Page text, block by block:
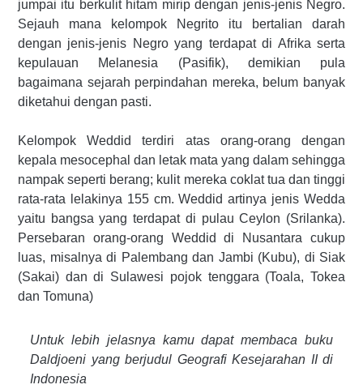
jumpai itu berkulit hitam mirip dengan jenis-jenis Negro.
Sejauh mana kelompok Negrito itu bertalian darah
dengan jenis-jenis Negro yang terdapat di Afrika serta
kepulauan Melanesia (Pasifik), demikian pula
bagaimana sejarah perpindahan mereka, belum banyak
diketahui dengan pasti.
Kelompok Weddid terdiri atas orang-orang dengan
kepala mesocephal dan letak mata yang dalam sehingga
nampak seperti berang; kulit mereka coklat tua dan tinggi
rata-rata lelakinya 155 cm. Weddid artinya jenis Wedda
yaitu bangsa yang terdapat di pulau Ceylon (Srilanka).
Persebaran orang-orang Weddid di Nusantara cukup
luas, misalnya di Palembang dan Jambi (Kubu), di Siak
(Sakai) dan di Sulawesi pojok tenggara (Toala, Tokea
dan Tomuna)
Untuk lebih jelasnya kamu dapat membaca buku
Daldjoeni yang berjudul Geografi Kesejarahan II di
Indonesia